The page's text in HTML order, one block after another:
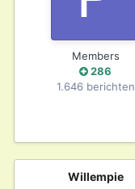
Members
286
1.646 berichten
Willempie